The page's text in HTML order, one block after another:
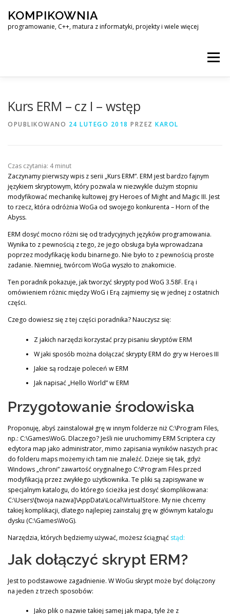
treści
KOMPIKOWNIA
programowanie, C++, matura z informatyki, projekty i wiele więcej
Menu
KOMPIKOWNIA@OUTLOOK.COM
Kurs ERM – cz I – wstęp
OPUBLIKOWANO 24 LUTEGO 2018 PRZEZ KAROL
Czas czytania: 4 minut
Zaczynamy pierwszy wpis z serii „Kurs ERM”. ERM jest bardzo fajnym
językiem skryptowym, który pozwala w niezwykle dużym stopniu
modyfikować mechanikę kultowej gry Heroes of Might and Magic III. Jest
to rzecz, która odróżnia WoGa od swojego konkurenta – Horn of the
Abyss.
ERM dosyć mocno różni się od tradycyjnych języków programowania.
Wynika to z pewnością z tego, że jego obsługa była wprowadzana
poprzez modyfikację kodu binarnego. Nie było to z pewnością proste
zadanie. Niemniej, twórcom WoGa wyszło to znakomicie.
Ten poradnik pokazuje, jak tworzyć skrypty pod WoG 3.58F. Erą i
omówieniem różnic między WoG i Erą zajmiemy się w jednej z ostatnich
części.
Czego dowiesz się z tej części poradnika? Nauczysz się:
Z jakich narzędzi korzystać przy pisaniu skryptów ERM
W jaki sposób można dołączać skrypty ERM do gry w Heroes III
Jakie są rodzaje poleceń w ERM
Jak napisać „Hello World” w ERM
Przygotowanie środowiska
Proponuję, abyś zainstalował grę w innym folderze niż C:\Program Files,
np.: C:\Games\WoG. Dlaczego? Jeśli nie uruchomimy ERM Scriptera czy
edytora map jako administrator, mimo zapisania wyników naszych prac
do folderu maps możemy ich tam nie znaleźć. Dzieje się tak, gdyż
Windows „chroni” zawartość oryginalnego C:\Program Files przed
modyfikacją przez zwykłego użytkownika. Te pliki są zapisywane w
specjalnym katalogu, do którego ścieżka jest dosyć skomplikowana:
C:\Users\[twoja nazwa]\AppData\Local\VirtualStore. My nie chcemy
takiej komplikacji, dlatego najlepiej zainstaluj grę w głównym katalogu
dysku (C:\Games\WoG).
Narzędzia, których będziemy używać, możesz ściągnąć stąd:
Jak dołączyć skrypt ERM?
Jest to podstawowe zagadnienie. W WoGu skrypt może być dołączony
na jeden z trzech sposobów:
Jako plik o nazwie takiej samej jak mapa, tyle że z